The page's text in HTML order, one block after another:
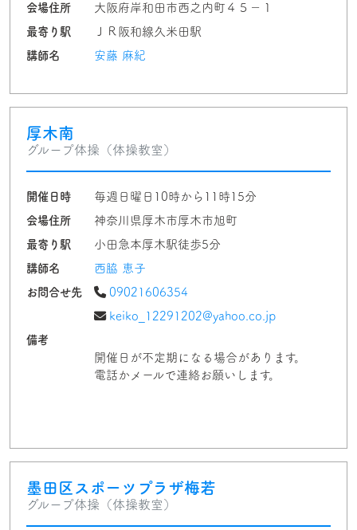
会場住所
大阪府岸和田市西之内町４５－１
最寄り駅
ＪＲ阪和線久米田駅
講師名
安藤 麻紀
厚木南
グループ体操（体操教室）
開催日時
毎週日曜日10時から11時15分
会場住所
神奈川県厚木市厚木市旭町
最寄り駅
小田急本厚木駅徒歩5分
講師名
西脇 恵子
お問合せ先
09021606354
keiko_12291202@yahoo.co.jp
備考
開催日が不定期になる場合があります。
電話かメールで連絡お願いします。
墨田区スポーツプラザ梅若
グループ体操（体操教室）